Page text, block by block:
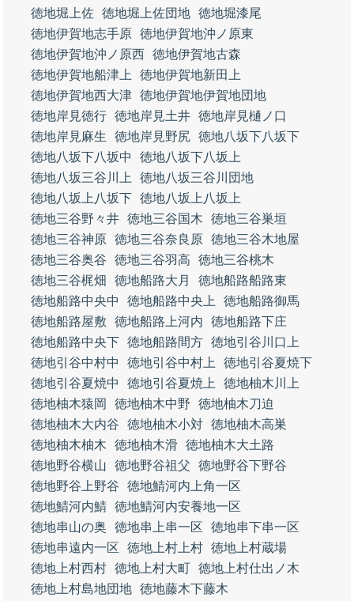
徳地堀上佐 徳地堀上佐団地 徳地堀漆尾
徳地伊賀地志手原 徳地伊賀地沖ノ原東
徳地伊賀地沖ノ原西 徳地伊賀地古森
徳地伊賀地船津上
徳地伊賀地新田上
徳地伊賀地西大津 徳地伊賀地伊賀地団地
徳地岸見徳行 徳地岸見土井 徳地岸見樋ノ口
徳地岸見麻生
徳地岸見野尻 徳地八坂下八坂下
徳地八坂下八坂中
徳地八坂下八坂上
徳地八坂三谷川上
徳地八坂三谷川団地
徳地八坂上八坂下 徳地八坂上八坂上
徳地三谷野々井 徳地三谷国木
徳地三谷巣垣
徳地三谷神原 徳地三谷奈良原 徳地三谷木地屋
徳地三谷奥谷
徳地三谷羽高
徳地三谷桃木
徳地三谷梶畑
徳地船路大月
徳地船路船路東
徳地船路中央中
徳地船路中央上
徳地船路御馬
徳地船路屋敷
徳地船路上河内
徳地船路下庄
徳地船路中央下 徳地船路間方 徳地引谷川口上
徳地引谷中村中
徳地引谷中村上
徳地引谷夏焼下
徳地引谷夏焼中
徳地引谷夏焼上
徳地柚木川上
徳地柚木猿岡
徳地柚木中野
徳地柚木刀迫
徳地柚木大内谷
徳地柚木小対 徳地柚木高巣
徳地柚木柚木
徳地柚木滑 徳地柚木大土路
徳地野谷横山
徳地野谷祖父
徳地野谷下野谷
徳地野谷上野谷
徳地鯖河内上角一区
徳地鯖河内鯖 徳地鯖河内安養地一区
徳地串山の奥
徳地串上串一区
徳地串下串一区
徳地串遠内一区
徳地上村上村 徳地上村蔵場
徳地上村西村 徳地上村大町 徳地上村仕出ノ木
徳地上村島地団地 徳地藤木下藤木